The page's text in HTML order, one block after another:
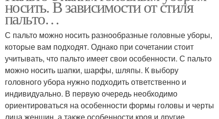
носить. В зависимости от стиля
пальто…
С пальто можно носить разнообразные головные уборы,
которые вам подходят. Однако при сочетании стоит
учитывать, что пальто имеет свои особенности. С пальто
можно носить шапки, шарфы, шляпы. К выбору
головного убора нужно подходить ответственно и
индивидуально. В первую очередь необходимо
ориентироваться на особенности формы головы и черты